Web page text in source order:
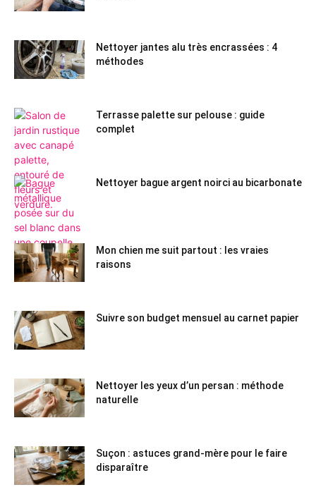
Nettoyer jantes alu très encrassées : 4
méthodes
Terrasse palette sur pelouse : guide
complet
Nettoyer bague argent noirci au bicarbonate
Mon chien me suit partout : les vraies
raisons
Suivre son budget mensuel au carnet papier
Nettoyer les yeux d’un persan : méthode
naturelle
Suçon : astuces grand-mère pour le faire
disparaître